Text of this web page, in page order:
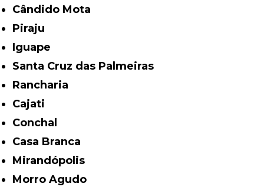
Cândido Mota
Piraju
Iguape
Santa Cruz das Palmeiras
Rancharia
Cajati
Conchal
Casa Branca
Mirandópolis
Morro Agudo